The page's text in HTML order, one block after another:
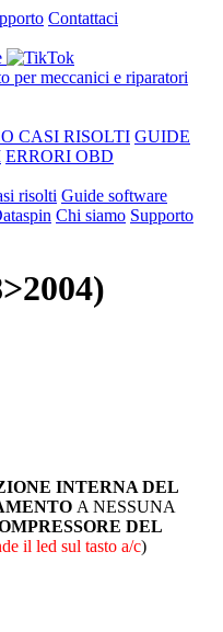
Contattaci
CASI RISOLTI GUIDE
ERRORI OBD
risolti Guide software
Chi siamo Supporto
INTERNA DEL
A NESSUNA
DEL
il led sul tasto a/c)